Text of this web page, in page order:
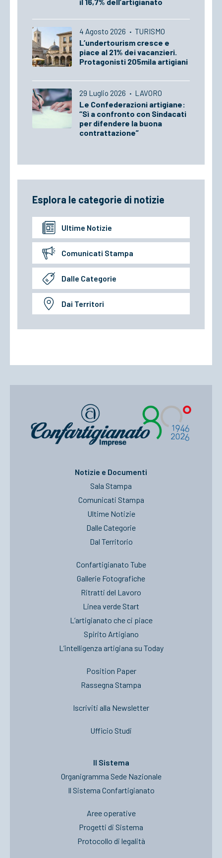
il 16,7% dell’artigianato
4 Agosto 2026 · TURISMO
L’undertourism cresce e
piace al 21% dei vacanzieri.
Protagonisti 205mila artigiani
29 Luglio 2026 · LAVORO
Le Confederazioni artigiane:
“Sì a confronto con Sindacati
per difendere la buona
contrattazione”
Esplora le categorie di notizie
Ultime Notizie
Comunicati Stampa
Dalle Categorie
Dai Territori
Notizie e Documenti
Sala Stampa
Comunicati Stampa
Ultime Notizie
Dalle Categorie
Dal Territorio
Confartigianato Tube
Gallerie Fotografiche
Ritratti del Lavoro
Linea verde Start
L’artigianato che ci piace
Spirito Artigiano
L’intelligenza artigiana su Today
Position Paper
Rassegna Stampa
Iscriviti alla Newsletter
Ufficio Studi
Il Sistema
Organigramma Sede Nazionale
Il Sistema Confartigianato
Aree operative
Progetti di Sistema
Protocollo di legalità